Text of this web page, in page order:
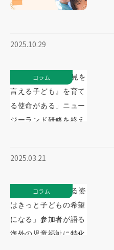
2025.10.29
2025.03.21
コラム
コラム